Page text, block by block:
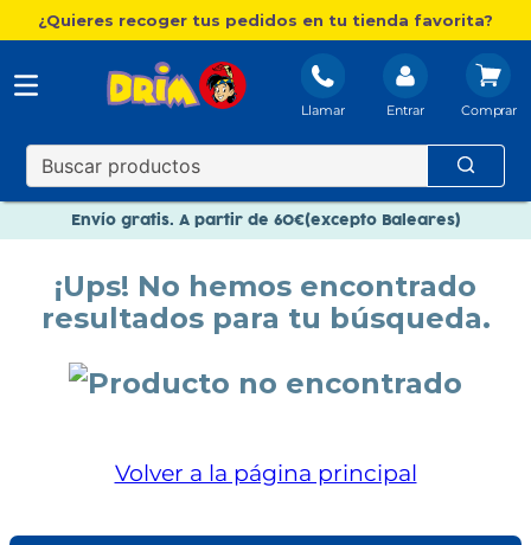
¿Quieres recoger tus pedidos en tu tienda favorita?
Llamar Entrar
Envío gratis. A partir de 60€(excepto Baleares)
Nuevo catálogo Aire Libre
Paga en 3 plazos sin intereses
¡Ups! No hemos encontrado
resultados para tu búsqueda.
Volver a la página principal